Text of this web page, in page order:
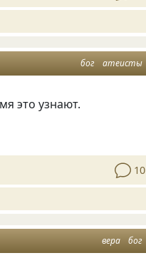
бог атеисты
это узнают.
10
вера бог